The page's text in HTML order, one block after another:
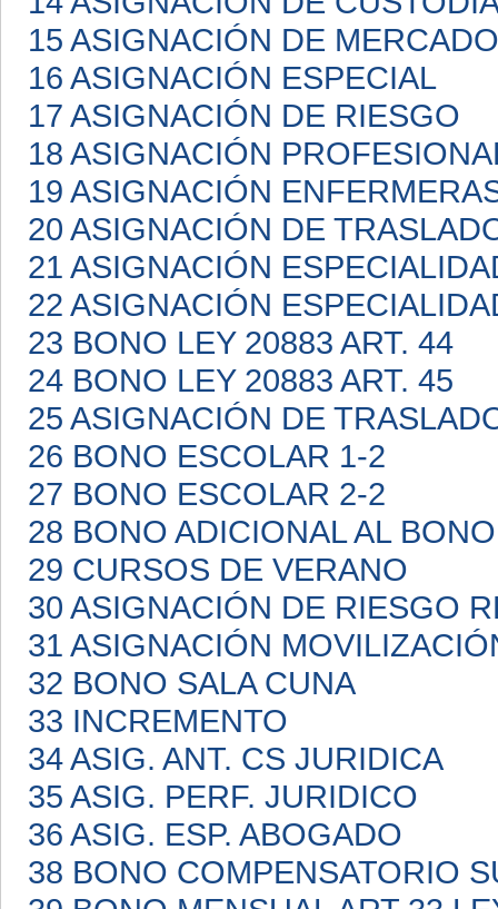
15 ASIGNACIÓN DE MERCADO
16 ASIGNACIÓN ESPECIAL
17 ASIGNACIÓN DE RIESGO
18 ASIGNACIÓN
19 ASIGNACIÓN
20 ASIGNACIÓN DE
21 ASIGNACIÓN
22 ASIGNACIÓN
23 BONO LEY 20883 ART. 44
24 BONO LEY 20883 ART. 45
25 ASIGNACIÓN DE
26 BONO ESCOLAR 1-2
27 BONO ESCOLAR 2-2
28 BONO ADICIONAL AL
29 CURSOS DE VERANO
30 ASIGNACIÓN DE RIESGO
31 ASIGNACIÓN
32 BONO SALA CUNA
33 INCREMENTO
34 ASIG. ANT. CS JURIDICA
35 ASIG. PERF. JURIDICO
36 ASIG. ESP. ABOGADO
38 BONO COMPENSATORIO